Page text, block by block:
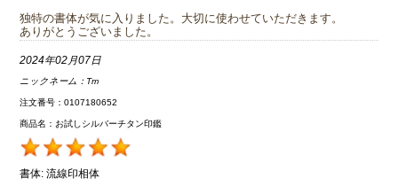
独特の書体が気に入りました。大切に使わせていただきます。
ありがとうございました。
2024年02月07日
ニックネーム： Tm
注文番号：0107180652
商品名：お試しシルバーチタン印鑑
書体: 流線印相体